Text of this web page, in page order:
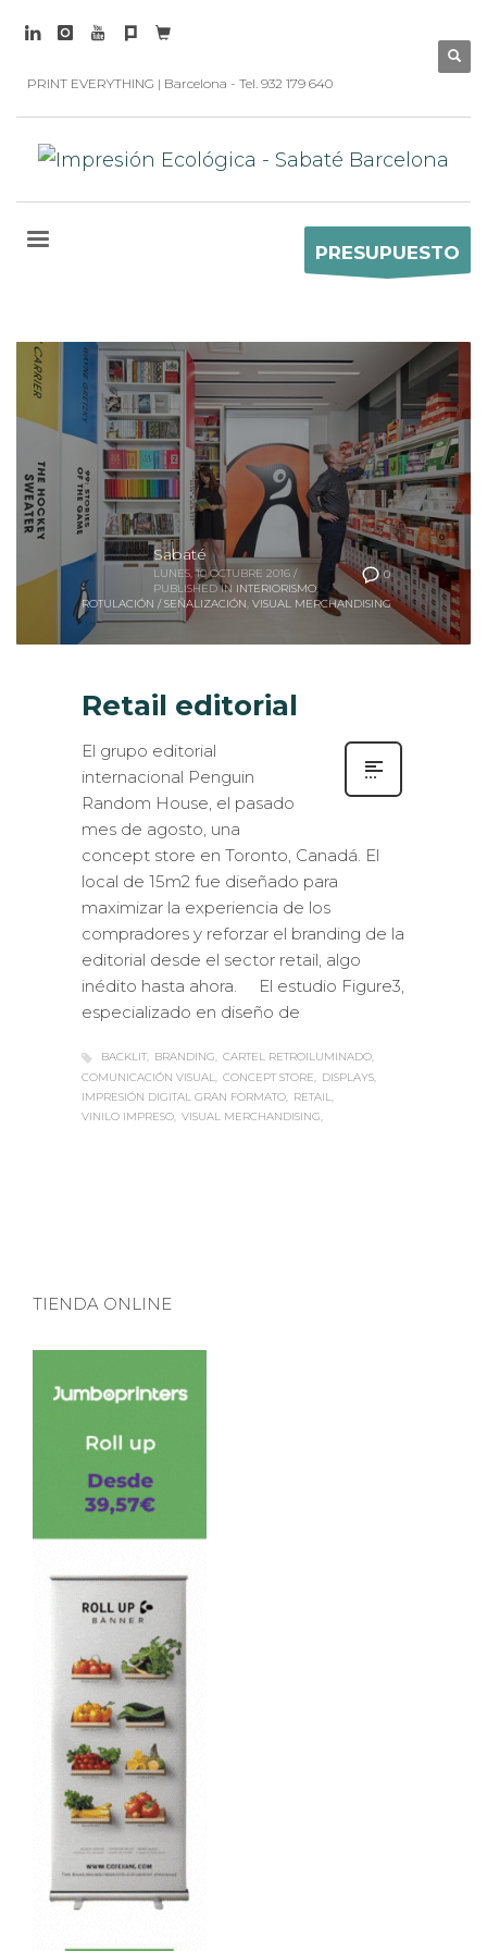
PRINT EVERYTHING | Barcelona - Tel. 932 179 640
PRESUPUESTO
0
Sabaté
LUNES, 10 OCTUBRE 2016 /
PUBLISHED IN INTERIORISMO,
ROTULACIÓN / SEÑALIZACIÓN, VISUAL MERCHANDISING
Retail editorial
El grupo editorial
internacional Penguin
Random House, el pasado
mes de agosto, una
concept store en Toronto, Canadá. El
local de 15m2 fue diseñado para
maximizar la experiencia de los
compradores y reforzar el branding de la
editorial desde el sector retail, algo
inédito hasta ahora. El estudio Figure3,
especializado en diseño de
BACKLIT BRANDING
CARTEL RETROILUMINADO
COMUNICACIÓN VISUAL CONCEPT STORE
DISPLAYS
IMPRESIÓN DIGITAL GRAN FORMATO
RETAIL
VINILO IMPRESO VISUAL MERCHANDISING
TIENDA ONLINE